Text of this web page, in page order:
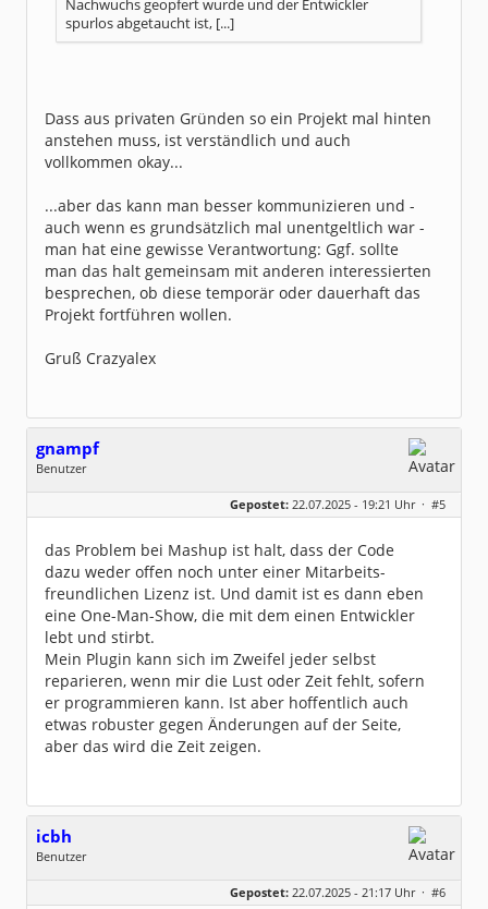
Nachwuchs geopfert wurde und der Entwickler
spurlos abgetaucht ist, [...]
Dass aus privaten Gründen so ein Projekt mal hinten
anstehen muss, ist verständlich und auch
vollkommen okay...
...aber das kann man besser kommunizieren und -
auch wenn es grundsätzlich mal unentgeltlich war -
man hat eine gewisse Verantwortung: Ggf. sollte
man das halt gemeinsam mit anderen interessierten
besprechen, ob diese temporär oder dauerhaft das
Projekt fortführen wollen.
Gruß Crazyalex
gnampf
Benutzer
Geschlecht:
keine Angabe
Dabei seit:
07 / 2025
Gepostet: 22.07.2025 - 19:21 Uhr · #5
das Problem bei Mashup ist halt, dass der Code
dazu weder offen noch unter einer Mitarbeits-
freundlichen Lizenz ist. Und damit ist es dann eben
eine One-Man-Show, die mit dem einen Entwickler
lebt und stirbt.
Mein Plugin kann sich im Zweifel jeder selbst
reparieren, wenn mir die Lust oder Zeit fehlt, sofern
er programmieren kann. Ist aber hoffentlich auch
etwas robuster gegen Änderungen auf der Seite,
aber das wird die Zeit zeigen.
icbh
Benutzer
Gepostet: 22.07.2025 - 21:17 Uhr · #6